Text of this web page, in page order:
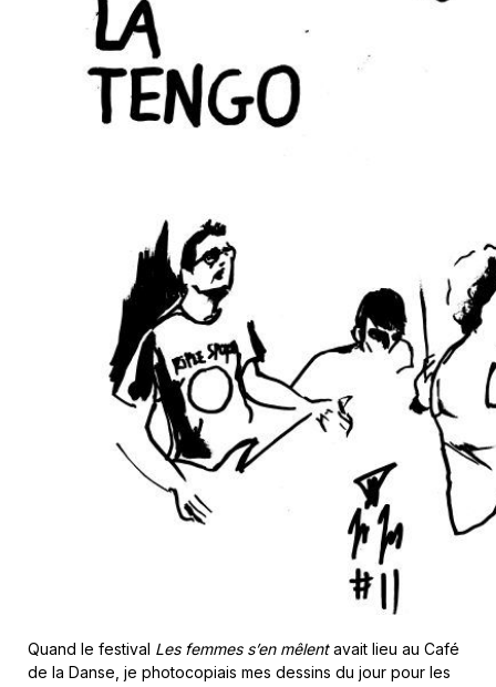
Quand le festival Les femmes s’en mêlentavait lieu au Café
de la Danse, je photocopiais mes dessins du jour pour les